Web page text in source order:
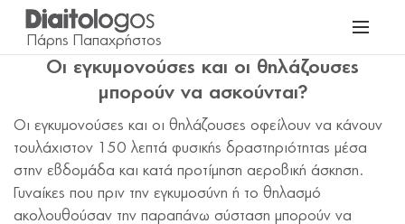
Οι εγκυμονούσες και οι θηλάζουσες
μπορούν να ασκούνται?
Οι εγκυμονούσες και οι θηλάζουσες οφείλουν να κάνουν
τουλάχιστον 150 λεπτά φυσικής δραστηριότητας μέσα
στην εβδομάδα και κατά προτίμηση αεροβική άσκηση.
Γυναίκες που πριν την εγκυμοσύνη ή το θηλασμό
ακολουθούσαν την παραπάνω σύσταση μπορούν να